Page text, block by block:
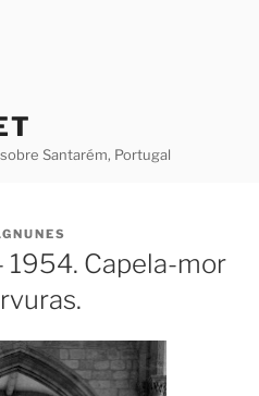
Santarém, Portugal
1954. Capela-mor